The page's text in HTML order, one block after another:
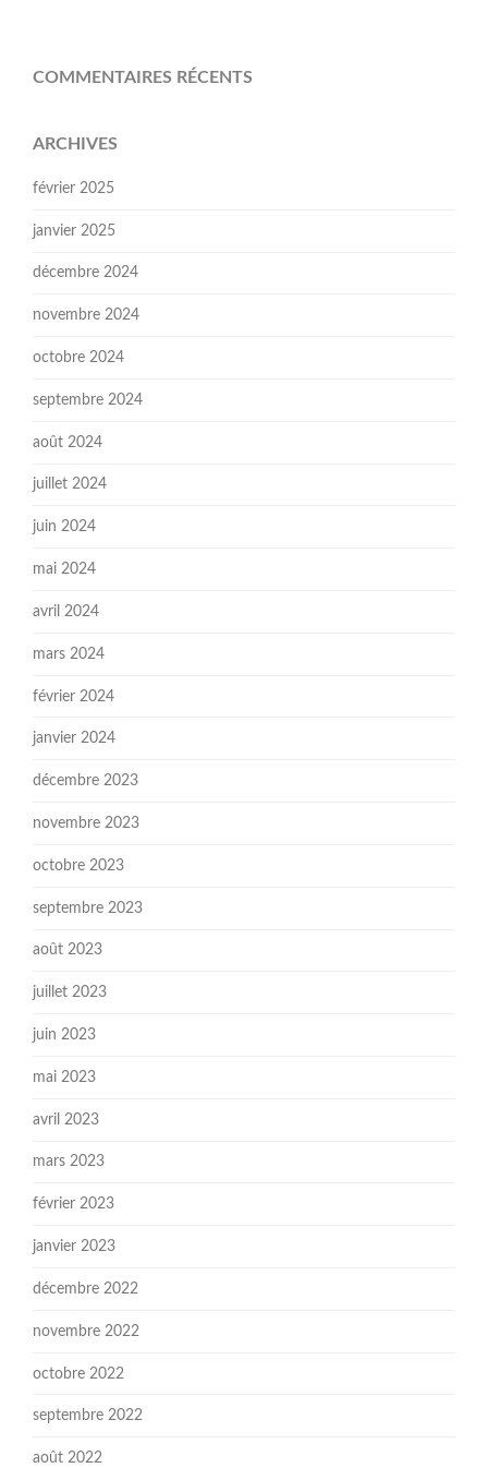
COMMENTAIRES RÉCENTS
ARCHIVES
février 2025
janvier 2025
décembre 2024
novembre 2024
octobre 2024
septembre 2024
août 2024
juillet 2024
juin 2024
mai 2024
avril 2024
mars 2024
février 2024
janvier 2024
décembre 2023
novembre 2023
octobre 2023
septembre 2023
août 2023
juillet 2023
juin 2023
mai 2023
avril 2023
mars 2023
février 2023
janvier 2023
décembre 2022
novembre 2022
octobre 2022
septembre 2022
août 2022